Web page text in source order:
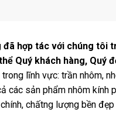
đã hợp tác với chúng
Quý khách hàng, Quý
lĩnh vực: trần nhôm,
các sản phẩm nhôm kính
chấtng lượng bền đẹp